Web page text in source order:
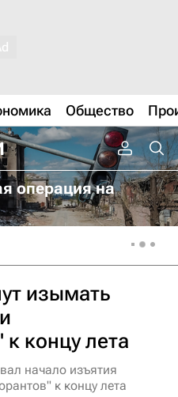
Общество
операция на
изымать
концу лета
начало изъятия
к концу лета